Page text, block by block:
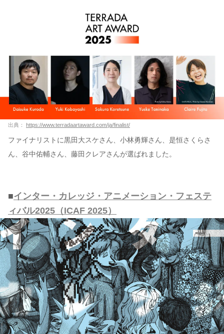
出典： https://www.terradaartaward.com/ja/finalist/
ファイナリストに黒田大スケさん、小林勇輝さん、是恒さくらさ
ん、谷中佑輔さん、藤田クレアさんが選ばれました。
■インター・カレッジ・アニメーション・フェステ
ィバル2025（ICAF 2025）